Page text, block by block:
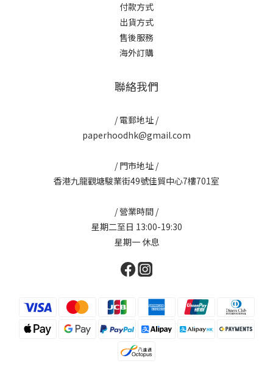
付款方式
出貨方式
售後服務
海外訂購
聯絡我們
/ 電郵地址 /
paperhoodhk@gmail.com
/ 門市地址 /
香港九龍觀塘駿業街49號佳貿中心7樓701室
/ 營業時間 /
星期二至日 13:00-19:30
星期一 休息